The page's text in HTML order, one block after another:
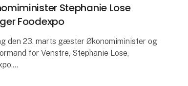
Stephanie Lose
Foodexpo
den 23. marts gæster Økonomiminister og
for Venstre, Stephanie Lose,